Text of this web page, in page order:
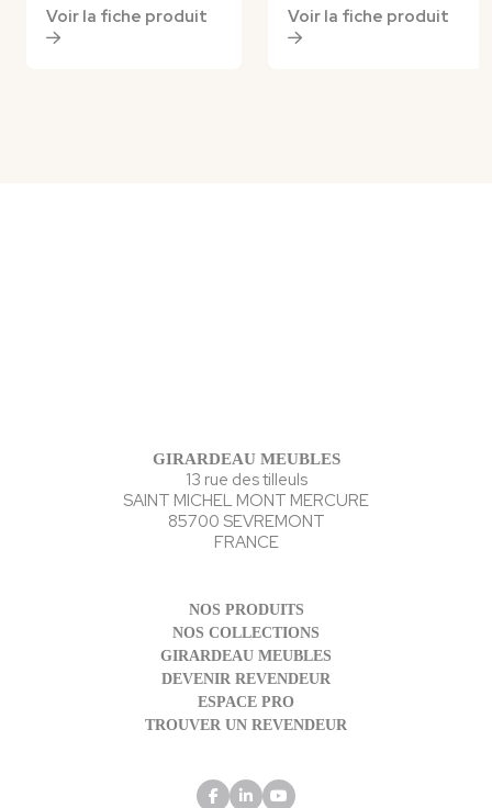
Voir la fiche produit Voir la fiche produit
GIRARDEAU MEUBLES
13 rue des tilleuls
SAINT MICHEL MONT MERCURE
85700 SEVREMONT
FRANCE
NOS PRODUITS
NOS COLLECTIONS
GIRARDEAU MEUBLES
DEVENIR REVENDEUR
ESPACE PRO
TROUVER UN REVENDEUR